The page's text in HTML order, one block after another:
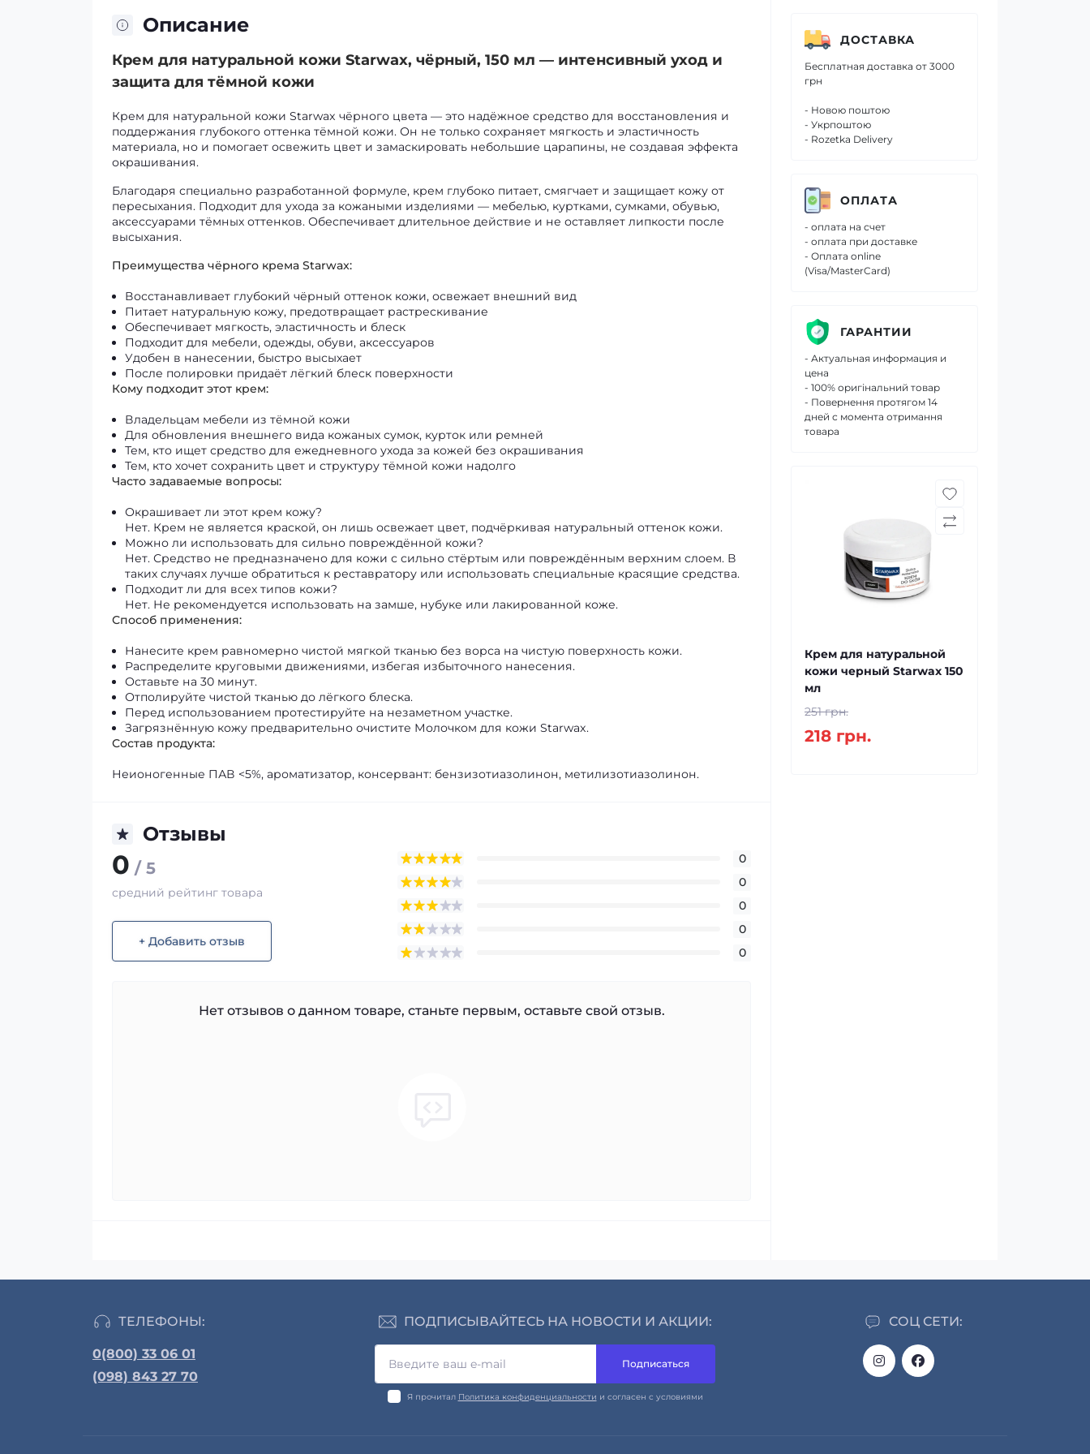
Описание
Крем для натуральной кожи Starwax, чёрный, 150 мл — интенсивный уход и
защита для тёмной кожи
Крем для натуральной кожи Starwax чёрного цвета — это надёжное средство для восстановления и
поддержания глубокого оттенка тёмной кожи. Он не только сохраняет мягкость и эластичность
материала, но и помогает освежить цвет и замаскировать небольшие царапины, не создавая эффекта
окрашивания.
Благодаря специально разработанной формуле, крем глубоко питает, смягчает и защищает кожу от
пересыхания. Подходит для ухода за кожаными изделиями — мебелью, куртками, сумками, обувью,
аксессуарами тёмных оттенков. Обеспечивает длительное действие и не оставляет липкости после
высыхания.
Преимущества чёрного крема Starwax:
Восстанавливает глубокий чёрный оттенок кожи, освежает внешний вид
Питает натуральную кожу, предотвращает растрескивание
Обеспечивает мягкость, эластичность и блеск
Подходит для мебели, одежды, обуви, аксессуаров
Удобен в нанесении, быстро высыхает
После полировки придаёт лёгкий блеск поверхности
Кому подходит этот крем:
Владельцам мебели из тёмной кожи
Для обновления внешнего вида кожаных сумок, курток или ремней
Тем, кто ищет средство для ежедневного ухода за кожей без окрашивания
Тем, кто хочет сохранить цвет и структуру тёмной кожи надолго
Часто задаваемые вопросы:
Окрашивает ли этот крем кожу?
Нет. Крем не является краской, он лишь освежает цвет, подчёркивая натуральный оттенок кожи.
Можно ли использовать для сильно повреждённой кожи?
Нет. Средство не предназначено для кожи с сильно стёртым или повреждённым верхним слоем. В
таких случаях лучше обратиться к реставратору или использовать специальные красящие средства.
Подходит ли для всех типов кожи?
Нет. Не рекомендуется использовать на замше, нубуке или лакированной коже.
Способ применения:
Нанесите крем равномерно чистой мягкой тканью без ворса на чистую поверхность кожи.
Распределите круговыми движениями, избегая избыточного нанесения.
Оставьте на 30 минут.
Отполируйте чистой тканью до лёгкого блеска.
Перед использованием протестируйте на незаметном участке.
Загрязнённую кожу предварительно очистите Молочком для кожи Starwax.
Состав продукта:
Неионогенные ПАВ <5%, ароматизатор, консервант: бензизотиазолинон, метилизотиазолинон.
Отзывы
0 / 5
средний рейтинг товара
+ Добавить отзыв
0
0
0
0
0
Нет отзывов о данном товаре, станьте первым, оставьте свой отзыв.
ДОСТАВКА
Бесплатная доставка от 3000
грн
- Новою поштою
- Укрпоштою
- Rozetka Delivery
ОПЛАТА
- оплата на счет
- оплата при доставке
- Оплата online
(Visa/MasterCard)
ГАРАНТИИ
- Актуальная информация и
цена
- 100% оригінальний товар
- Повернення протягом 14
дней с момента отримання
товара
Крем для натуральной
кожи черный Starwax 150
мл
251 грн.
218 грн.
ТЕЛЕФОНЫ:
0(800) 33 06 01
(098) 843 27 70
СОЦ СЕТИ:
ПОДПИСЫВАЙТЕСЬ НА НОВОСТИ И АКЦИИ:
Подписаться
Я прочитал Политика конфиденциальности и согласен с условиями